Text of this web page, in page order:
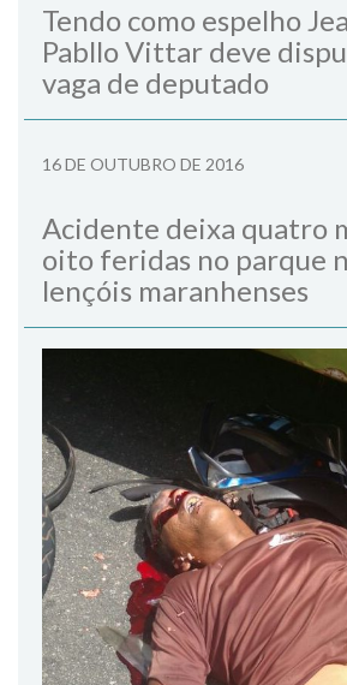
Tendo como espelho
Pabllo Vittar deve
vaga de deputado
16 DE OUTUBRO DE 2016
Acidente deixa quatro
oito feridas no parque
lençóis maranhenses